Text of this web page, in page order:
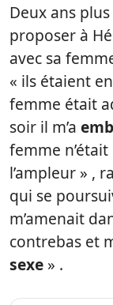
Deux ans
proposer à
avec sa
« ils étaient
femme était
soir il m’a
femme
l’ampleur » ,
qui se
m’amenait
contrebas et
sexe » .